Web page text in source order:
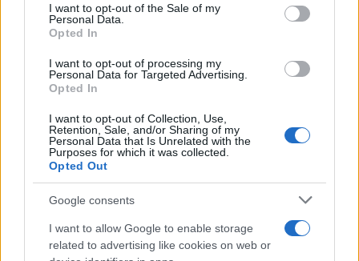
consent section.
I want to opt-out of the Sale of my
Personal Data.
Opted In
I want to opt-out of processing my
Personal Data for Targeted Advertising.
Opted In
I want to opt-out of Collection, Use,
Retention, Sale, and/or Sharing of my
Personal Data that Is Unrelated with the
Purposes for which it was collected.
Opted Out
Google consents
I want to allow Google to enable storage
related to advertising like cookies on web or
consentono la ricarica del piano anche senza
connessione Wi‑Fi.
La connessione tramite eSIM è crittografata,
rendendola generalmente più sicura degli hotspot
pubblici. Prima dell’acquisto è necessario verificare
la compatibilità del dispositivo, ad esempio
controllando il codice EIDsu iPhone o la sezione
di eSIM può includere un solo piano attivo:
l’aggiunta di un nuovo piano comporta la rimozione
di quello precedente.